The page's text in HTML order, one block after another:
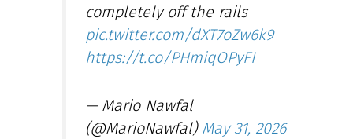
completely off the rails
pic.twitter.com/dXT7oZw6k9
https://t.co/PHmiqOPyFI
— Mario Nawfal
(@MarioNawfal) May 31, 2026